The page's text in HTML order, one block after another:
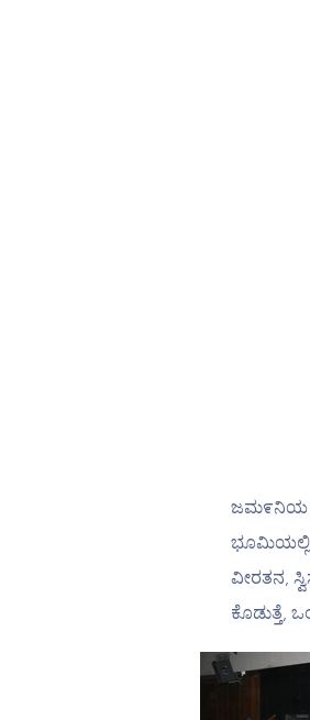
ಜಮ೯ನಿಯ
ಭೂಮಿಯಲ್ಲಿ
ವೀರತನ,
ಕೊಡುತ್ತೆ,